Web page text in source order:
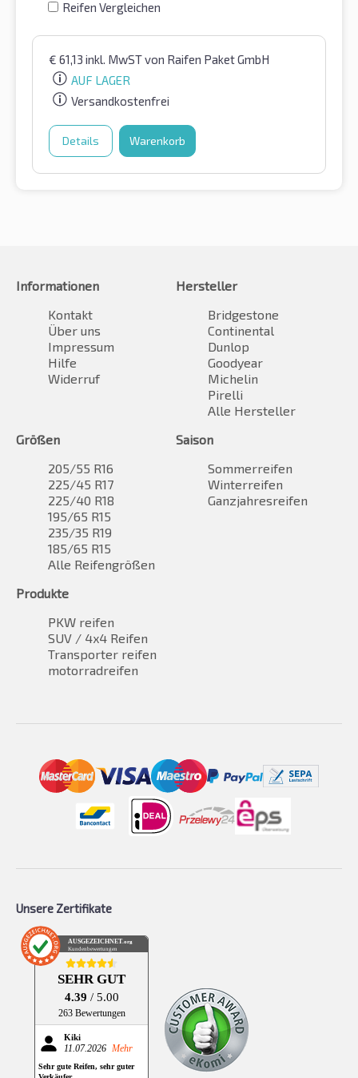
Reifen Vergleichen
€ 61,13 inkl. MwSTvon Raifen Paket GmbH
AUF LAGER
Versandkostenfrei
Details Warenkorb
Informationen
Kontakt
Über uns
Impressum
Hilfe
Widerruf
Hersteller
Bridgestone
Continental
Dunlop
Goodyear
Michelin
Pirelli
Alle Hersteller
Größen
205/55 R16
225/45 R17
225/40 R18
195/65 R15
235/35 R19
185/65 R15
Alle Reifengrößen
Saison
Sommerreifen
Winterreifen
Ganzjahresreifen
Produkte
PKW reifen
SUV / 4x4 Reifen
Transporter reifen
motorradreifen
Unsere Zertifikate
AUSGEZEICHNET.org
Kundenbewertungen
SEHR GUT
4.39 / 5.00
263 Bewertungen
Kiki
11.07.2026 Mehr
Sehr gute Reifen, sehr guter